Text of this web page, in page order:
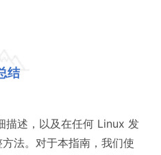
结
述，以及在任何 Linux 发
法。对于本指南，我们使